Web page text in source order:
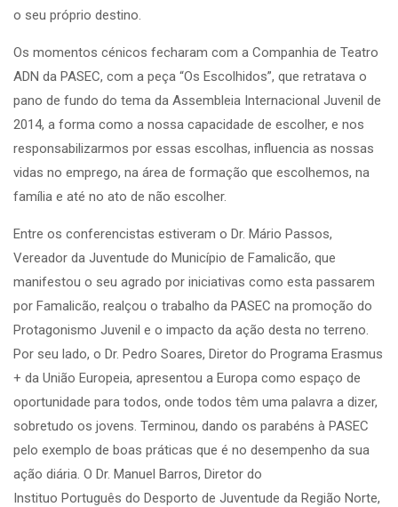
o seu próprio destino.
Os momentos cénicos fecharam com a Companhia de Teatro
ADN da PASEC, com a peça “Os Escolhidos”, que retratava o
pano de fundo do tema da Assembleia Internacional Juvenil de
2014, a forma como a nossa capacidade de escolher, e nos
responsabilizarmos por essas escolhas, influencia as nossas
vidas no emprego, na área de formação que escolhemos, na
família e até no ato de não escolher.
Entre os conferencistas estiveram o Dr. Mário Passos,
Vereador da Juventude do Município de Famalicão, que
manifestou o seu agrado por iniciativas como esta passarem
por Famalicão, realçou o trabalho da PASEC na promoção do
Protagonismo Juvenil e o impacto da ação desta no terreno.
Por seu lado, o Dr. Pedro Soares, Diretor do Programa Erasmus
+ da União Europeia, apresentou a Europa como espaço de
oportunidade para todos, onde todos têm uma palavra a dizer,
sobretudo os jovens. Terminou, dando os parabéns à PASEC
pelo exemplo de boas práticas que é no desempenho da sua
ação diária. O Dr. Manuel Barros, Diretor do
Instituo Português do Desporto de Juventude da Região Norte,